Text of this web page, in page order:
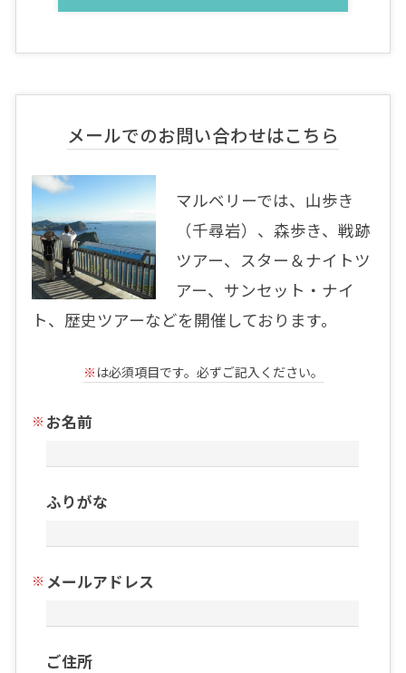
メールでのお問い合わせはこちら
マルベリーでは、山歩き
（千尋岩）、森歩き、戦跡
ツアー、スター＆ナイトツ
アー、サンセット・ナイ
ト、歴史ツアーなどを開催しております。
※ は必須項目です。必ずご記入ください。
お名前
ふりがな
メールアドレス
ご住所